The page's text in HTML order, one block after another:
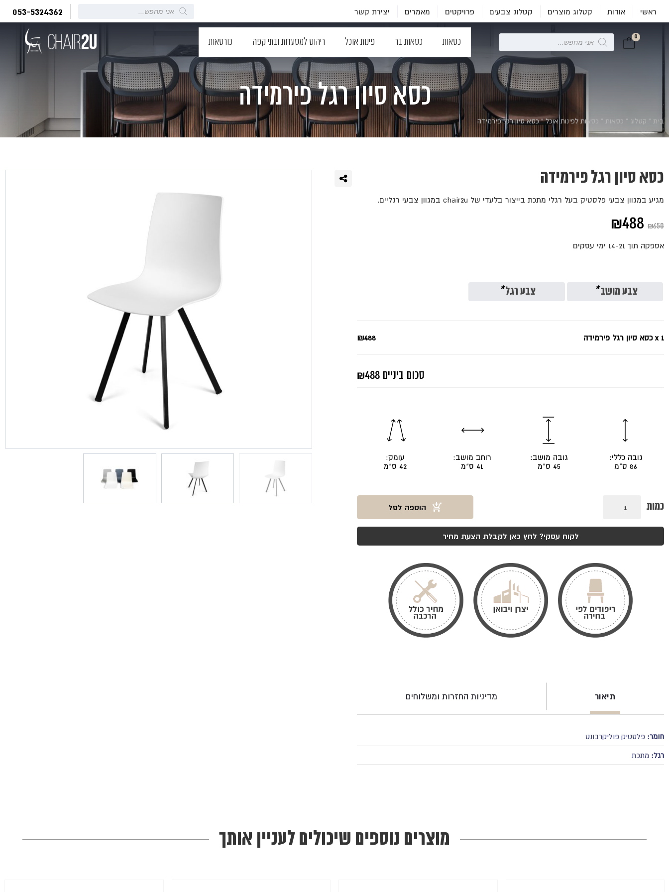
ראשי אודות קטלוג מוצרים קטלוג צבעים פרויקטים מאמרים יצירת קשר
Products
search
053-5324362
0
Products
search
כסאות כסאות בר פינות אוכל ריהוט למסעדות ובתי קפה כורסאות
כסא סיון רגל פירמידה
בית » קטלוג » כסאות » כסאות לפינות אוכל»כסא סיון רגל פירמידה
כסא סיון רגל פירמידה
מגיע במגוון צבעי פלסטיק בעל רגלי מתכת בייצור בלעדי של chair2u במגוון צבעי רגליים.
₪650
המחיר
המקורי
₪488
הנוכחי
אספקה תוך 14-21 ימי עסקים
צבע מושב* צבע רגל*
x 1כסא סיון רגל פירמידה ₪488
סכום ביניים ₪488
גובה כללי:
86 ס"מ
גובה מושב:
45 ס"מ
רוחב מושב:
41 ס"מ
עומק:
42 ס"מ
כמות
סיון
פירמידה
הוספה לסל
לקוח עסקי? לחץ כאן לקבלת הצעת מחיר
תיאור מדיניות החזרות ומשלוחים
חומר: פלסטיק פוליקרבונט
רגל: מתכת
מוצרים נוספים שיכולים לעניין אותך